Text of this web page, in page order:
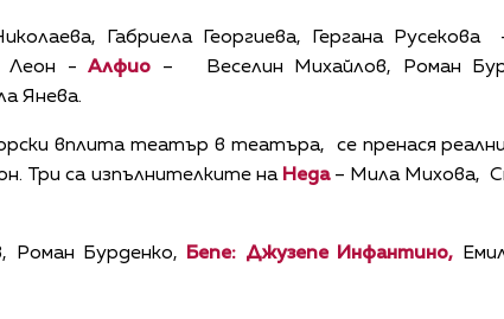
Габриела Георгиева, Гергана
Леон -Алфио – Веселин Михайлов, Роман
Янева.
вплита театър в театъра, се пренася
Три са изпълнителките на Неда– Мила Михова,
Роман Бурденко, Бепе: Джузепе Инфантино,